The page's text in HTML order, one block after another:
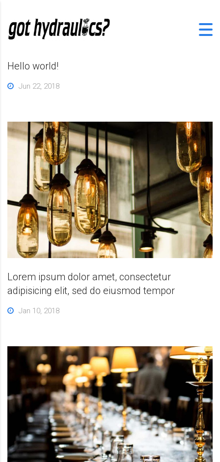
Hello world!
Jun 22, 2018
Lorem ipsum dolor amet, consectetur
adipisicing elit, sed do eiusmod tempor
Jan 10, 2018